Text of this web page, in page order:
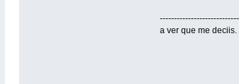
a ver que me deciis.